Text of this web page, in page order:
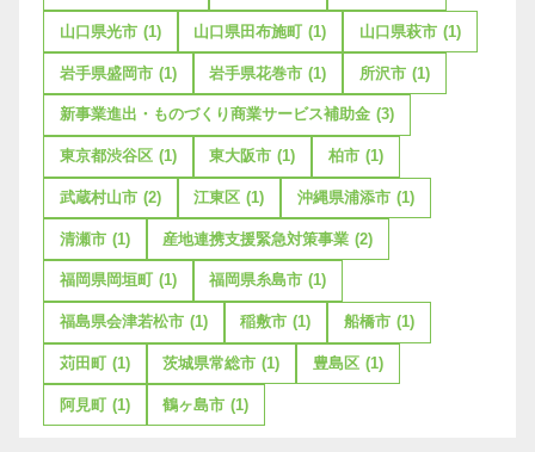
山口県光市 (1) 山口県田布施町 (1) 山口県萩市 (1)
岩手県盛岡市 (1) 岩手県花巻市 (1) 所沢市 (1)
新事業進出・ものづくり商業サービス補助金 (3)
東京都渋谷区 (1) 東大阪市 (1) 柏市 (1)
武蔵村山市 (2) 江東区 (1) 沖縄県浦添市 (1)
清瀬市 (1) 産地連携支援緊急対策事業 (2)
福岡県岡垣町 (1) 福岡県糸島市 (1)
福島県会津若松市 (1) 稲敷市 (1) 船橋市 (1)
苅田町 (1) 茨城県常総市 (1) 豊島区 (1)
阿見町 (1) 鶴ヶ島市 (1)